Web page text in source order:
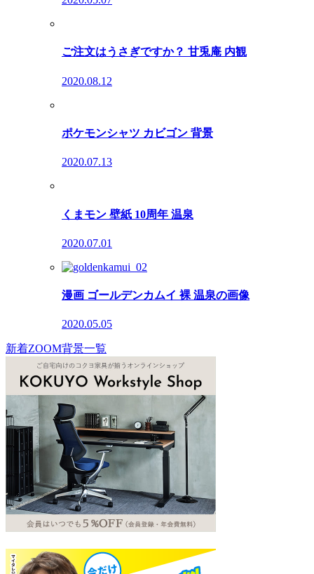
ご注文はうさぎですか？ 甘兎庵 内観
2020.08.12
ポケモンシャツ カビゴン 背景
2020.07.13
くまモン 壁紙 10周年 温泉
2020.07.01
漫画 ゴールデンカムイ 裸 温泉の画像
2020.05.05
新着ZOOM背景一覧